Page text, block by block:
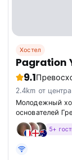
Хостел
Pagration
9.1
2.4km от
Молодежный
основателей
хостелов. Он
5+